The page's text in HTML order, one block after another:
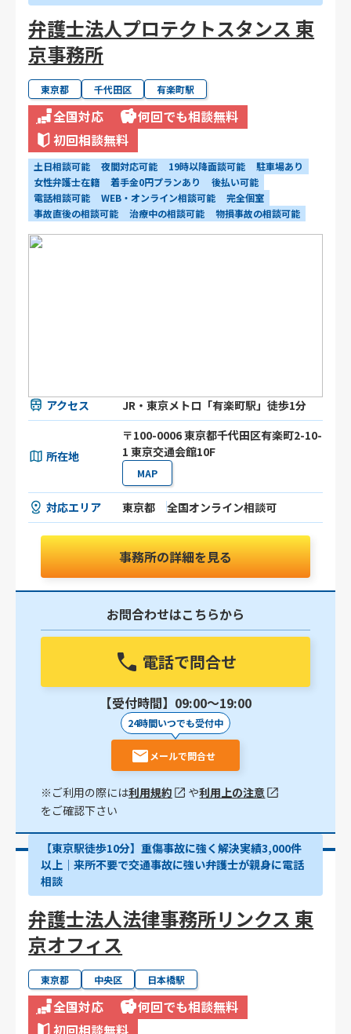
弁護士法人プロテクトスタンス 東
京事務所
東京都 千代田区 有楽町駅
全国対応
何回でも相談無料
初回相談無料
土日相談可能 夜間対応可能 19時以降面談可能
駐車場あり
女性弁護士在籍
着手金0円プランあり
後払い可能
電話相談可能
WEB・オンライン相談可能
完全個室
事故直後の相談可能
治療中の相談可能 物損事故の相談可能
アクセス JR・東京メトロ「有楽町駅」徒歩1分
所在地
〒100-0006 東京都千代田区有楽町2-10-
1 東京交通会館10F
MAP
対応エリア 東京都 全国オンライン相談可
事務所の詳細を見る
お問合わせはこちらから
電話で問合せ
【受付時間】09:00〜19:00
24時間いつでも受付中
メールで問合せ
※ご利用の際には利用規約 や利用上の注意
をご確認下さい
【東京駅徒歩10分】重傷事故に強く解決実績3,000件
以上│来所不要で交通事故に強い弁護士が親身に電話
相談
弁護士法人法律事務所リンクス 東
京オフィス
東京都 中央区 日本橋駅
全国対応
何回でも相談無料
初回相談無料